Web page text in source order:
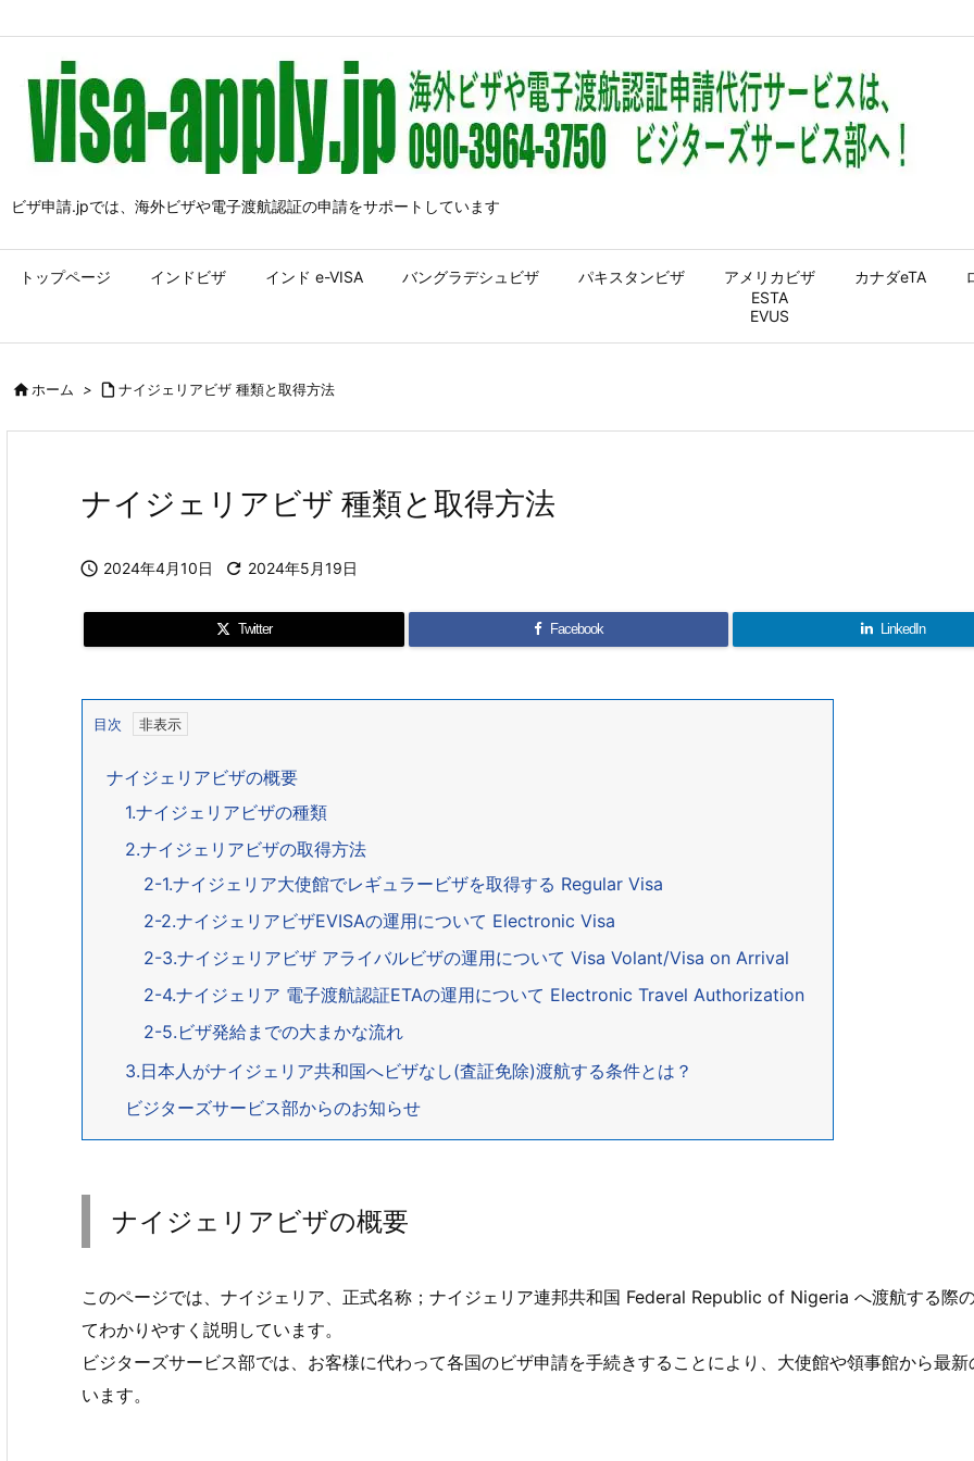
ビザ申請.jpでは、海外ビザや電子渡航認証の申請をサポートしています
トップページ インドビザ インド e-VISA バングラデシュビザ パキスタンビザ
アメリカビザ
ESTA
EVUS
カナダeTA
ホーム >  ナイジェリアビザ 種類と取得方法
ナイジェリアビザ 種類と取得方法
 2024年4月10日  2024年5月19日
Twitter Facebook LinkedIn
目次
ナイジェリアビザの概要
1.ナイジェリアビザの種類
2.ナイジェリアビザの取得方法
2-1.ナイジェリア大使館でレギュラービザを取得する Regular Visa
2-2.ナイジェリアビザEVISAの運用について Electronic Visa
2-3.ナイジェリアビザ アライバルビザの運用について Visa Volant/Visa on Arrival
2-4.ナイジェリア 電子渡航認証ETAの運用について Electronic Travel Authorization
2-5.ビザ発給までの大まかな流れ
3.日本人がナイジェリア共和国へビザなし(査証免除)渡航する条件とは？
ビジターズサービス部からのお知らせ
ナイジェリアビザの概要
このページでは、ナイジェリア、正式名称；ナイジェリア連邦共和国 Federal Republic of Nigeria へ渡航する際
てわかりやすく説明しています。
ビジターズサービス部では、お客様に代わって各国のビザ申請を手続きすることにより、大使館や領事館から最
います。